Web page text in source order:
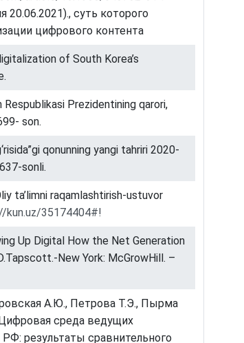
20.06.2021)., суть которого
цифрового контента
of South Korea’s
Respublikasi Prezidentining qarori,
son.
qonunning yangi tahriri 2020-
sonli.
ta’limni raqamlashtirish-ustuvor
kun.uz/35174404#!
Up Digital How the Net Generation
New York: McGrowHill. –
А.Ю., Петрова Т.Э., Пырма
среда ведущих
результаты сравнительного